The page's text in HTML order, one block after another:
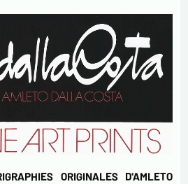
ORIGINALES D'AMLETO